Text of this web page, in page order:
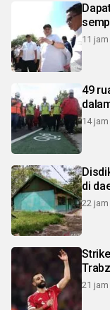
11
49
14
di
22 jam
21 jam